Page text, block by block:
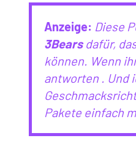
Anzeige: Diese
3Bearsdafür,
können. Wenn
antworten . Und
Pakete einfach